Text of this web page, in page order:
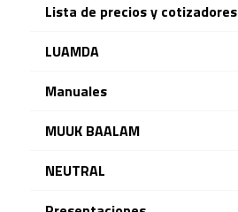
Lista de precios y cotizadores
LUAMDA
Manuales
MUUK BAALAM
NEUTRAL